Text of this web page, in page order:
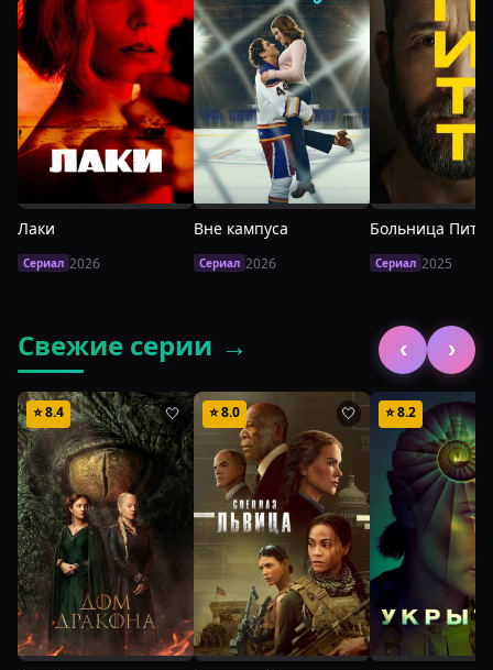
Лаки
Сериал 2026
Вне кампуса
Сериал 2026
Больница Питт
Сериал 2025
Свежие серии → ‹ ›
⭐8.4 🤍 ⭐8.0 🤍 ⭐8.2